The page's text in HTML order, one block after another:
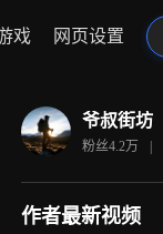
戏 网页设置
爷叔街坊
粉丝4.2万 |
作者最新视频